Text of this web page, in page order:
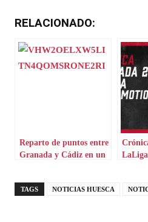
RELACIONADO:
Reparto de puntos entre
Granada y Cádiz en un
TAGS NOTICIAS HUESCA